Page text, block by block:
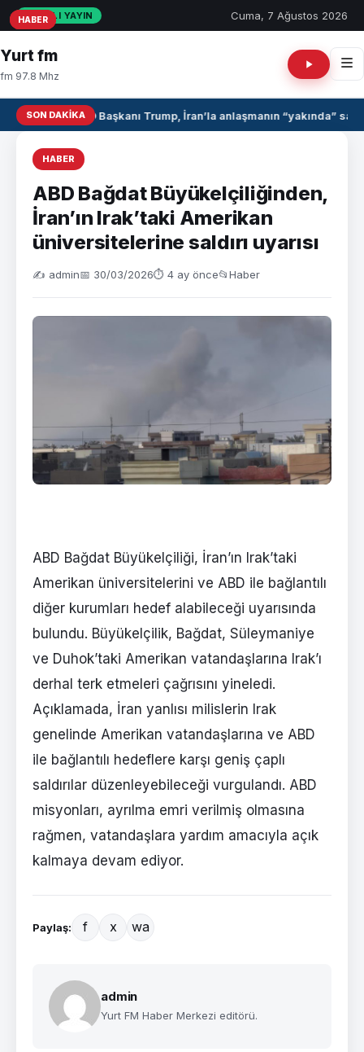
CANLI YAYIN Cuma, 7 Ağustos 2026
Yurt fm
fm 97.8 Mhz
SON DAKIKAABD Başkanı Trump, İran’la anlaşmanın “yakında”
HABER
ABD Bağdat Büyükelçiliğinden,
İran’ın Irak’taki Amerikan
üniversitelerine saldırı uyarısı
✍️ admin📅 30/03/2026⏱ 4 ay önce📂Haber
ABD Bağdat Büyükelçiliği, İran’ın Irak’taki
Amerikan üniversitelerini ve ABD ile bağlantılı
diğer kurumları hedef alabileceği uyarısında
bulundu. Büyükelçilik, Bağdat, Süleymaniye
ve Duhok’taki Amerikan vatandaşlarına Irak’ı
derhal terk etmeleri çağrısını yineledi.
Açıklamada, İran yanlısı milislerin Irak
genelinde Amerikan vatandaşlarına ve ABD
ile bağlantılı hedeflere karşı geniş çaplı
saldırılar düzenleyebileceği vurgulandı. ABD
misyonları, ayrılma emri verilmiş olmasına
rağmen, vatandaşlara yardım amacıyla açık
kalmaya devam ediyor.
Paylaş: f x wa
admin
Yurt FM Haber Merkezi editörü.
HABER
HABER
HABER